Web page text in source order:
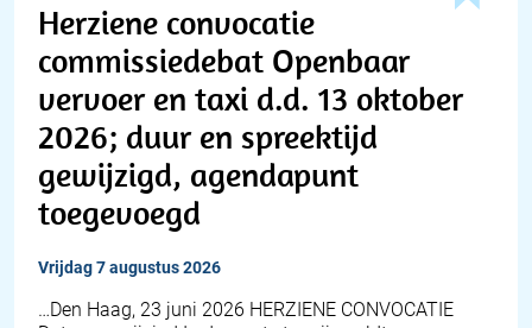
Herziene convocatie
commissiedebat Openbaar
vervoer en taxi d.d. 13 oktober
2026; duur en spreektijd
gewijzigd, agendapunt
toegevoegd
vrijdag 7 augustus 2026
…Den Haag, 23 juni 2026 HERZIENE CONVOCATIE